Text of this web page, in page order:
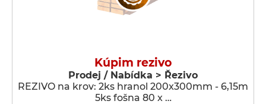
Kúpim rezivo
Prodej / Nabídka > Řezivo
REZIVO na krov: 2ks hranol 200x300mm - 6,15m
5ks fošna 80 x …